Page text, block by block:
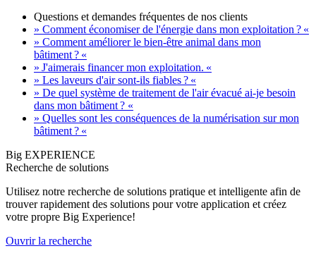
Questions et demandes fréquentes de nos clients
» Comment économiser de l'énergie dans mon exploitation ? «
» Comment améliorer le bien-être animal dans mon
bâtiment ? «
» J'aimerais financer mon exploitation. «
» Les laveurs d'air sont-ils fiables ? «
» De quel système de traitement de l'air évacué ai-je besoin
dans mon bâtiment ? «
» Quelles sont les conséquences de la numérisation sur mon
bâtiment ? «
Big EXPERIENCE
Recherche de solutions
Utilisez notre recherche de solutions pratique et intelligente afin de
trouver rapidement des solutions pour votre application et créez
votre propre Big Experience!
Ouvrir la recherche